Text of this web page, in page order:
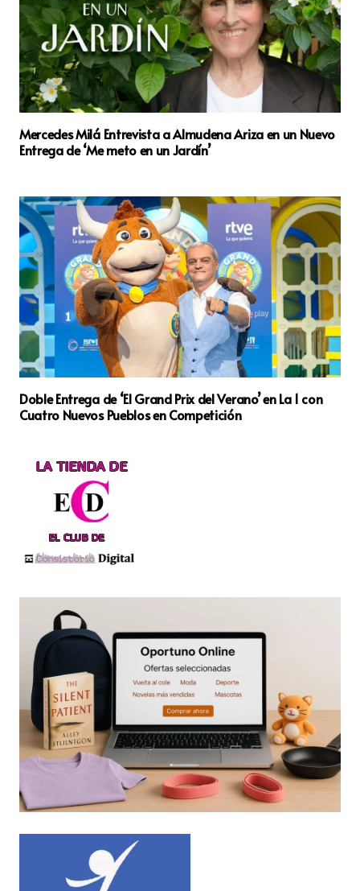
Mercedes Milá Entrevista a Almudena Ariza en un Nuevo
Entrega de ‘Me meto en un Jardín’
Doble Entrega de ‘El Grand Prix del Verano’ en La 1 con
Cuatro Nuevos Pueblos en Competición